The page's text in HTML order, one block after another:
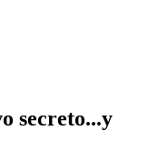
secreto...y